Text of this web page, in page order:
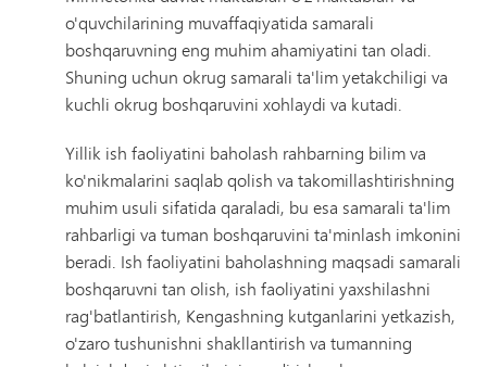
o'quvchilarining muvaffaqiyatida samarali
boshqaruvning eng muhim ahamiyatini tan oladi.
Shuning uchun okrug samarali ta'lim yetakchiligi va
kuchli okrug boshqaruvini xohlaydi va kutadi.
Yillik ish faoliyatini baholash rahbarning bilim va
ko'nikmalarini saqlab qolish va takomillashtirishning
muhim usuli sifatida qaraladi, bu esa samarali ta'lim
rahbarligi va tuman boshqaruvini ta'minlash imkonini
beradi. Ish faoliyatini baholashning maqsadi samarali
boshqaruvni tan olish, ish faoliyatini yaxshilashni
rag'batlantirish, Kengashning kutganlarini yetkazish,
o'zaro tushunishni shakllantirish va tumanning